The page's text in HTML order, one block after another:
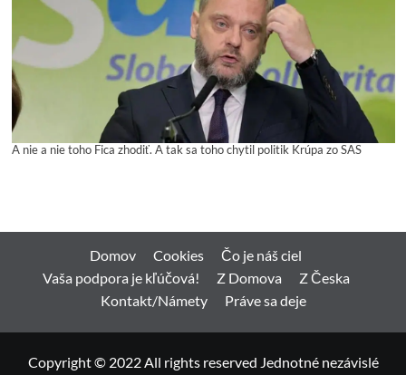
A nie a nie toho Fica zhodiť. A tak sa toho chytil politik Krúpa zo SAS
Domov Cookies
Čo je náš ciel
Vaša podpora je kľúčová!
Z Domova
Z Česka
Kontakt/Námety
Práve sa deje
Copyright © 2022 All rights reserved Jednotné nezávislé